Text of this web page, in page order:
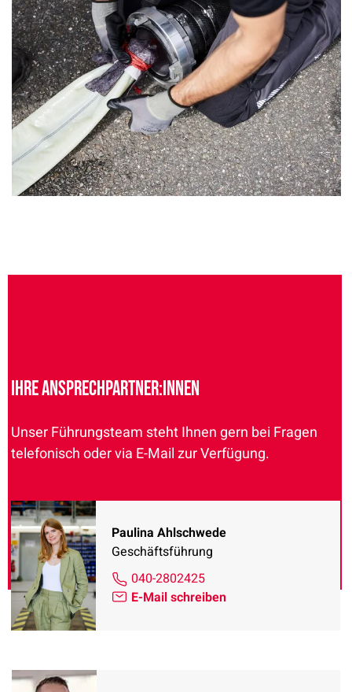
Ihre Ansprechpartner:innen
Unser Führungsteam steht Ihnen gern bei Fragen
telefonisch oder via E-Mail zur Verfügung.
Paulina Ahlschwede
Geschäftsführung
040-2802425
E-Mail schreiben